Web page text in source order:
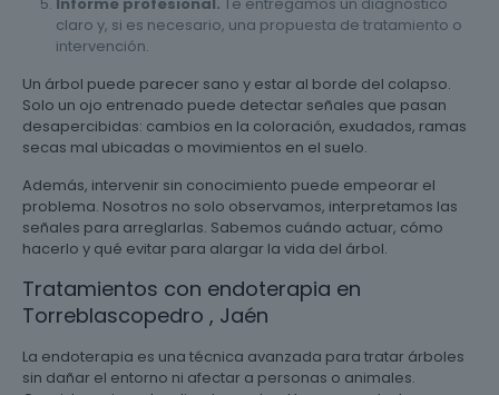
claro y, si es necesario, una propuesta de tratamiento o
intervención.
Un árbol puede parecer sano y estar al borde del colapso.
Solo un ojo entrenado puede detectar señales que pasan
desapercibidas: cambios en la coloración, exudados, ramas
secas mal ubicadas o movimientos en el suelo.
Además, intervenir sin conocimiento puede empeorar el
problema. Nosotros no solo observamos, interpretamos las
señales para arreglarlas. Sabemos cuándo actuar, cómo
hacerlo y qué evitar para alargar la vida del árbol.
Tratamientos con endoterapia en
Torreblascopedro , Jaén
La endoterapia es una técnica avanzada para tratar árboles
sin dañar el entorno ni afectar a personas o animales.